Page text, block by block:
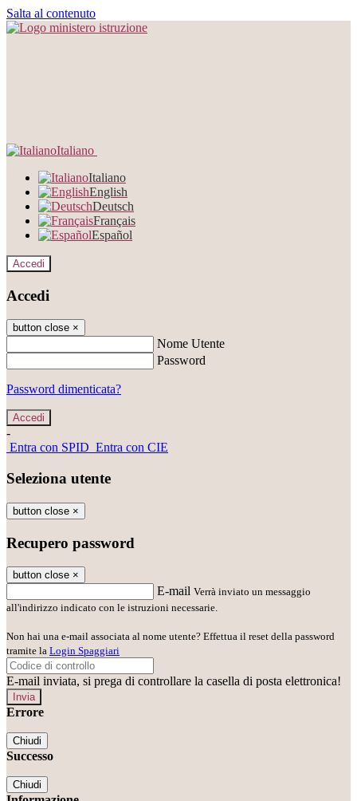
Salta al contenuto
Italiano
Italiano
English
Deutsch
Français
Español
Accedi
Accedi
button close ×
Nome Utente
Password
Password dimenticata?
-
Entra con SPID Entra con CIE
Seleziona utente
button close ×
Recupero password
button close ×
E-mail Verrà inviato un messaggio
all'indirizzo indicato con le istruzioni necessarie.
Non hai una e-mail associata al nome utente? Effettua il reset della password
tramite la Login Spaggiari
E-mail inviata, si prega di controllare la casella di posta elettronica!
Errore
Chiudi
Successo
Chiudi